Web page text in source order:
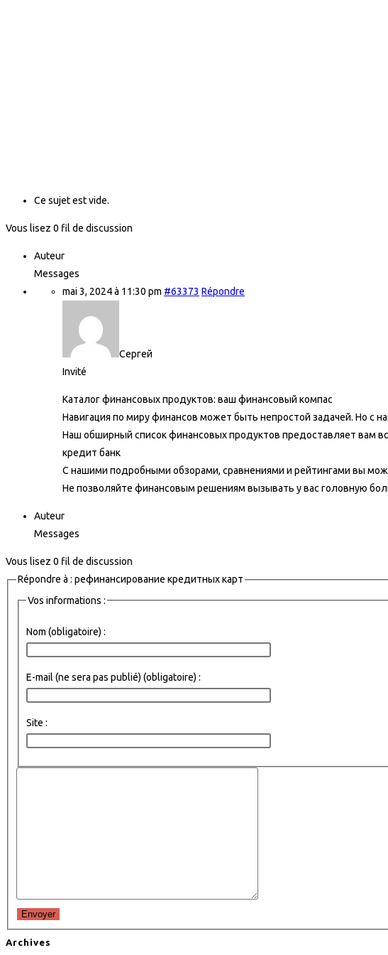
Ce sujet est vide.
Vous lisez 0 fil de discussion
Auteur
Messages
mai 3, 2024 à 11:30 pm #63373 Répondre
Сергей
Invité
Каталог финансовых продуктов: ваш финансовый компас
Навигация по миру финансов может быть непростой задачей. Но с
Наш обширный список финансовых продуктов предоставляет вам
кредит банк
С нашими подробными обзорами, сравнениями и рейтингами вы
Не позволяйте финансовым решениям вызывать у вас головную
Auteur
Messages
Vous lisez 0 fil de discussion
Répondre à : рефинансирование кредитных карт
Vos informations :
Nom (obligatoire) :
E-mail (ne sera pas publié) (obligatoire) :
Site :
Envoyer
Archives